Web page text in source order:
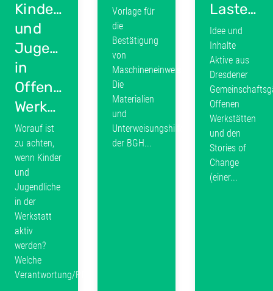
Kindern
und
Jugendlichen
in
Offenen
Werkstätten
Worauf ist
zu achten,
wenn Kinder
und
Jugendliche
in der
Werkstatt
aktiv
werden?
Welche
Verantwortung/Pflichten...
Vorlage für
die
Bestätigung
von
Maschineneinweisungen.
Die
Materialien
und
Unterweisungshilfen
der BGH...
Lastenrad)
Idee und
Inhalte
Aktive aus
Dresdener
Offenen
Werkstätten
und den
Stories of
Change
(einer...